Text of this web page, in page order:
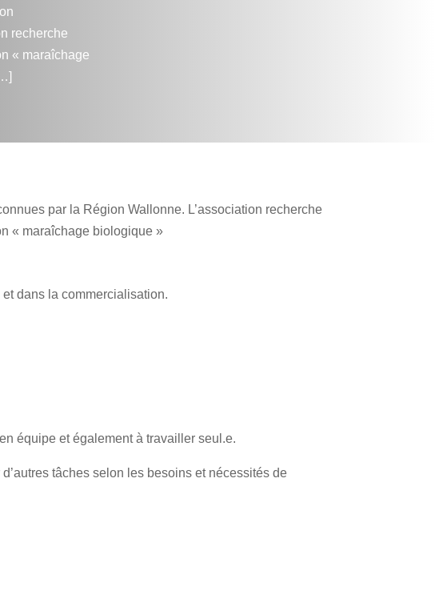
recherche
« maraîchage
par la Région Wallonne. L’association recherche
« maraîchage biologique »
dans la commercialisation.
équipe et également à travailler seul.e.
tâches selon les besoins et nécessités de